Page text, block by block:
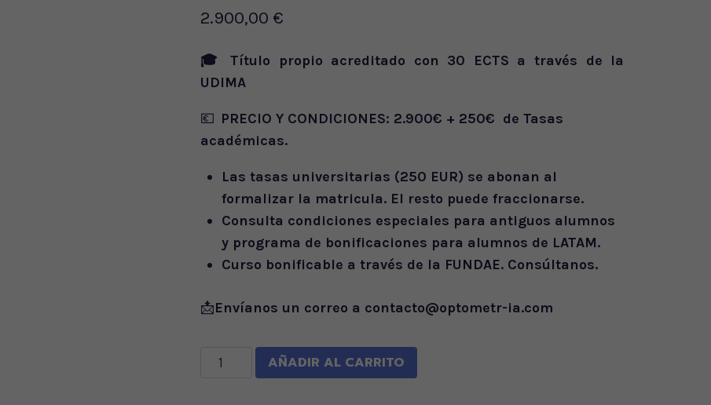
2.900,00 €
🎓Título propio acreditado con 30 ECTS a través de la
UDIMA
💶 PRECIO Y CONDICIONES: 2.900€ + 250€ de Tasas
académicas.
Las tasas universitarias (250 EUR) se abonan al
formalizar la matricula. El resto puede fraccionarse.
Consulta condiciones especiales para antiguos alumnos
y programa de bonificaciones para alumnos de LATAM.
Curso bonificable a través de la FUNDAE. Consúltanos.
📩Envíanos un correo a contacto@optometr-ia.com
Especialista
Universitario
AÑADIR AL CARRITO